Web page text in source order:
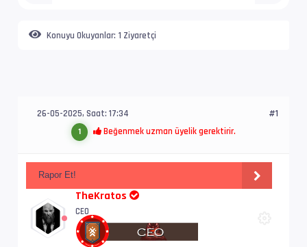
Konuyu Okuyanlar: 1 Ziyaretçi
26-05-2025, Saat: 17:34
1 Beğenmek uzman üyelik gerektirir.
#1
Rapor Et!
TheKratos
CEO